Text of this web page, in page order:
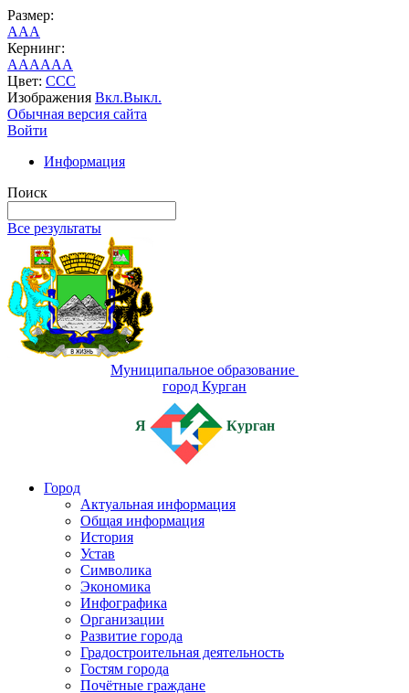
Размер:
AAA
Кернинг:
AAAAAA
Цвет: CCC
Изображения Вкл.Выкл.
Обычная версия сайта
Войти
Информация
Поиск
Все результаты
Муниципальное образование
город Курган
Я Курган
Город
Актуальная информация
Общая информация
История
Устав
Символика
Экономика
Инфографика
Организации
Развитие города
Градостроительная деятельность
Гостям города
Почётные граждане